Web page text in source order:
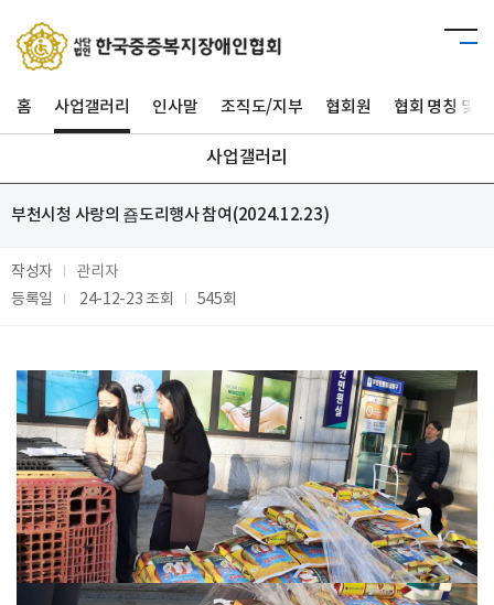
홈 사업갤러리 인사말 조직도/지부 협회원 협회 명칭 및
사업갤러리
부천시청 사랑의 죰도리행사 참여(2024.12.23)
작성자
관리자
등록일
24-12-23조회 545회